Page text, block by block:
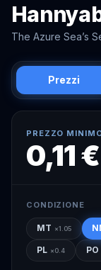
The Azure Sea’s
Prezzi
PREZZO
0,11 €
CONDIZIONE
MT ×1.05
PL ×0.4 PO